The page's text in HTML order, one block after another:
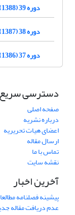
دوره 39 (1388)
دوره 38 (1387)
دوره 37 (1386)
دسترسی سریع
صفحه اصلی
درباره نشریه
اعضای هیات تحریریه
ارسال مقاله
تماس با ما
نقشه سایت
آخرین اخبار
پیشینه فصلنامه
عدم دریافت مقاله